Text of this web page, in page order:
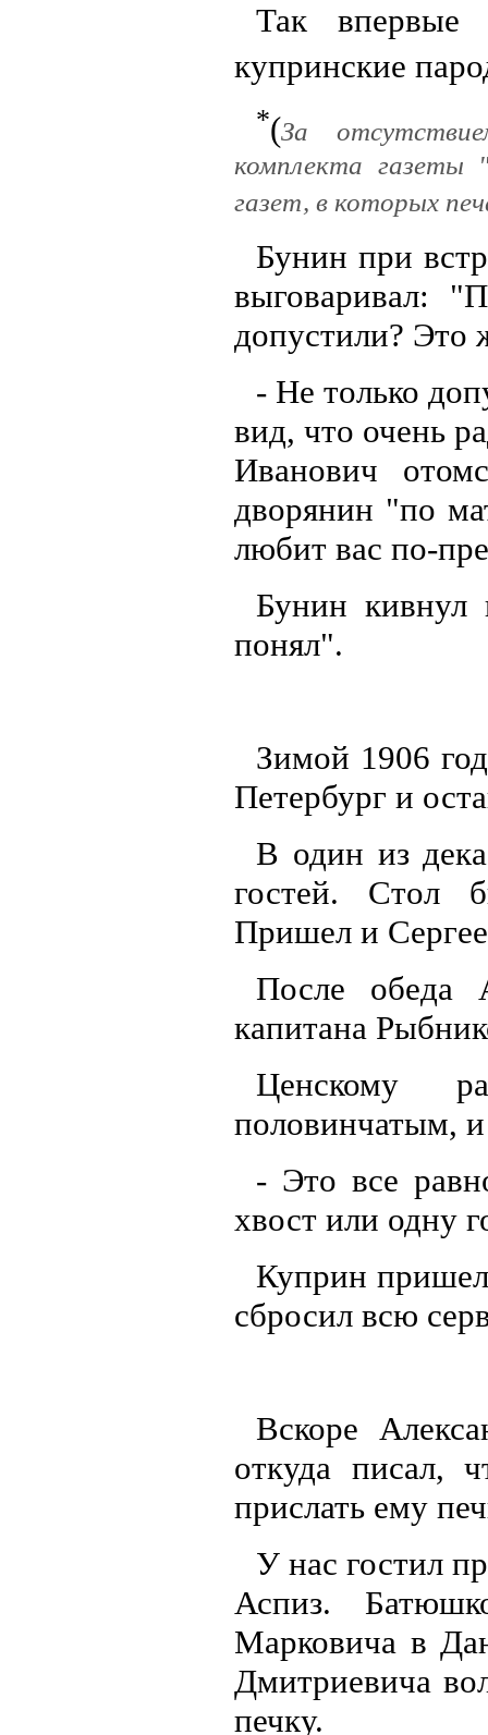
Так впервые
купринские
*(За
комплекта газеты
газет, в которых
Бунин при
выговаривал:
допустили? Это
- Не только
вид, что очень
Иванович
дворянин "по
любит вас по-
Бунин кивнул
понял".
Зимой 1906
Петербург и
В один из
гостей. Стол
Пришел и
После обеда
капитана
Ценскому
половинчатым, и
- Это все
хвост или одну
Куприн пришел
сбросил всю
Вскоре
откуда писал,
прислать ему
У нас гостил
Аспиз.
Марковича в
Дмитриевича
печку.